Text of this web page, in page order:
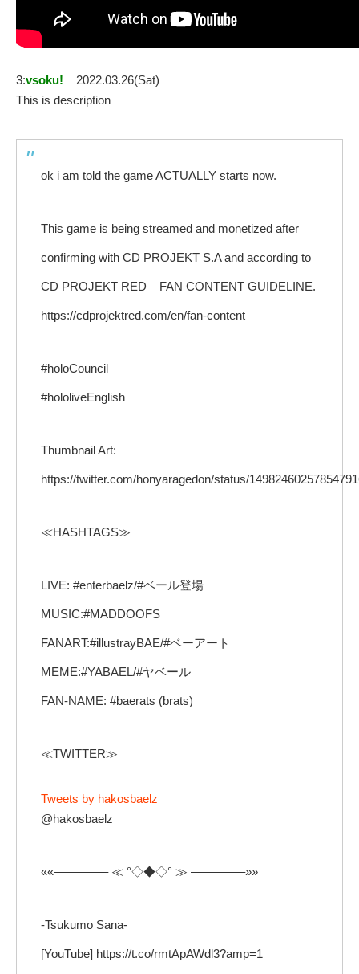
3:vsoku!
2022.03.26(Sat)
This is description
ok i am told the game ACTUALLY starts now.
This game is being streamed and monetized after
confirming with CD PROJEKT S.A and according to
CD PROJEKT RED – FAN CONTENT GUIDELINE.
https://cdprojektred.com/en/fan-content
#holoCouncil
#hololiveEnglish
Thumbnail Art:
https://twitter.com/honyaragedon/status/
≪HASHTAGS≫
LIVE: #enterbaelz/#ベール登場
MUSIC:#MADDOOFS
FANART:#illustrayBAE/#ベーアート
MEME:#YABAEL/#ヤベール
FAN-NAME: #baerats (brats)
≪TWITTER≫
Tweets by hakosbaelz
@hakosbaelz
««————– ≪ °◇◆◇° ≫ ————–»»
-Tsukumo Sana-
[YouTube] https://t.co/rmtApAWdl3?amp=1